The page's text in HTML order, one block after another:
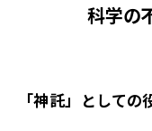
科学の
「神託」として